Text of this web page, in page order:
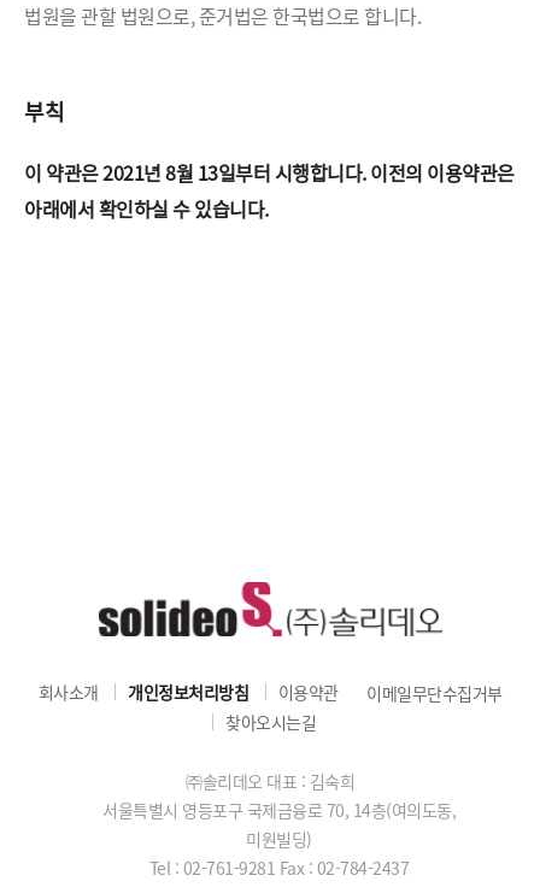
법원을 관할 법원으로, 준거법은 한국법으로 합니다.
부칙
이 약관은 2021년 8월 13일부터 시행합니다.이전의 이용약관은
아래에서 확인하실 수 있습니다.
회사소개 개인정보처리방침 이용약관
이메일무단수집거부
찾아오시는길
㈜솔리데오 대표 : 김숙희
서울특별시 영등포구 국제금융로 70, 14층(여의도동,
미원빌딩)
Tel : 02-761-9281 Fax : 02-784-2437